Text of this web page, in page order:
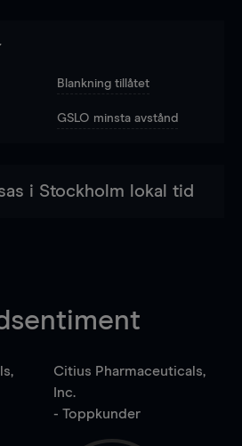
Blankning tillåtet
GSLO minsta avstånd
i Stockholm lokal tid
Citius Pharmaceuticals,
Inc.
- Toppkunder